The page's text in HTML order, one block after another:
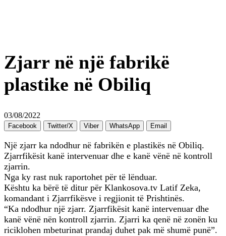
Zjarr në një fabrikë
plastike në Obiliq
03/08/2022
Facebook Twitter/X Viber WhatsApp Email
Një zjarr ka ndodhur në fabrikën e plastikës në Obiliq.
Zjarrfikësit kanë intervenuar dhe e kanë vënë në kontroll
zjarrin.
Nga ky rast nuk raportohet për të lënduar.
Kështu ka bërë të ditur për Klankosova.tv Latif Zeka,
komandant i Zjarrfikësve i regjionit të Prishtinës.
“Ka ndodhur një zjarr. Zjarrfikësit kanë intervenuar dhe
kanë vënë nën kontroll zjarrin. Zjarri ka qenë në zonën ku
riciklohen mbeturinat prandaj duhet pak më shumë punë”.